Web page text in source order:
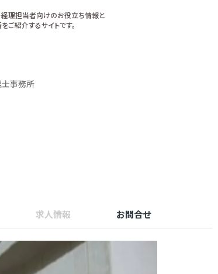
理担当者向けのお役立ち情報と
紹介するサイトです。
事務所
求人情報 お問合せ